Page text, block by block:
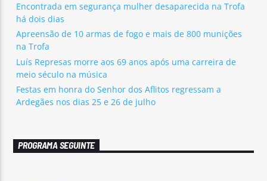
Encontrada em segurança mulher desaparecida na Trofa
há dois dias
Apreensão de 10 armas de fogo e mais de 800 munições
na Trofa
Luís Represas morre aos 69 anos após uma carreira de
meio século na música
Festas em honra do Senhor dos Aflitos regressam a
Ardegães nos dias 25 e 26 de julho
PROGRAMA SEGUINTE